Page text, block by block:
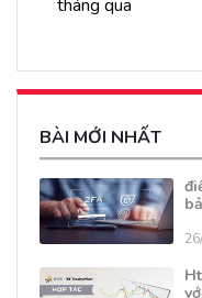
tháng qua
BÀI MỚI NHẤT